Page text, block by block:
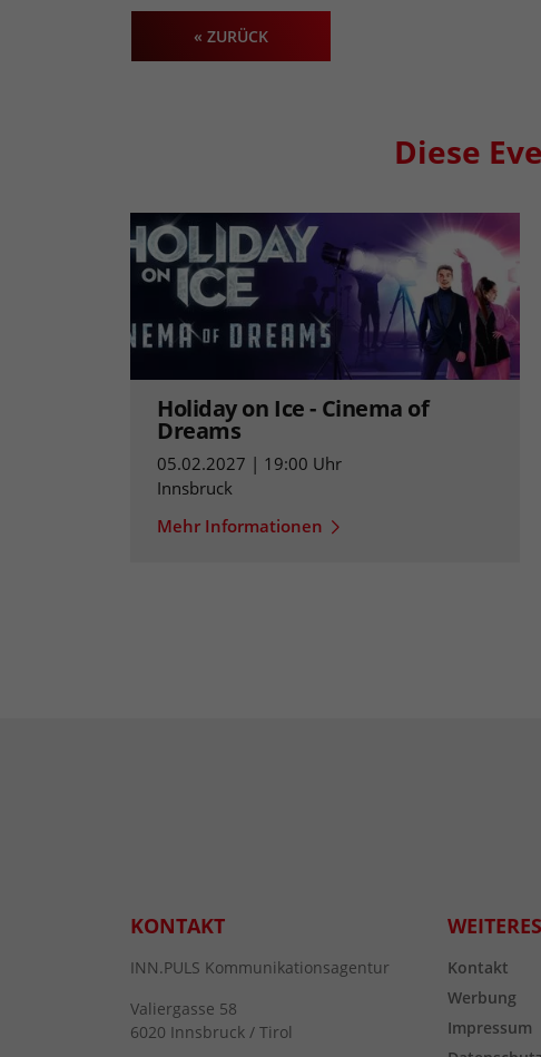
« ZURÜCK
Diese
Holiday on Ice - Cinema of
Dreams
05.02.2027 | 19:00 Uhr
Innsbruck
Mehr Informationen
KONTAKT
INN.PULS Kommunikationsagentur
Valiergasse 58
6020 Innsbruck / Tirol
WEITERES
Kontakt
Werbung
Impressum